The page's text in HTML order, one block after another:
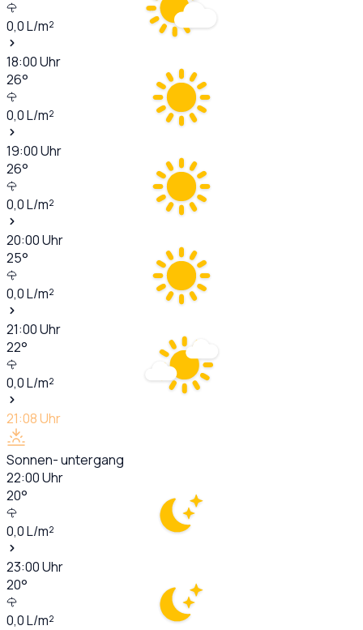
0,0L/m²
18:00Uhr
26°
0,0L/m²
19:00Uhr
26°
0,0L/m²
20:00Uhr
25°
0,0L/m²
21:00Uhr
22°
0,0L/m²
21:08Uhr
Sonnen- untergang
22:00Uhr
20°
0,0L/m²
23:00Uhr
20°
0,0L/m²